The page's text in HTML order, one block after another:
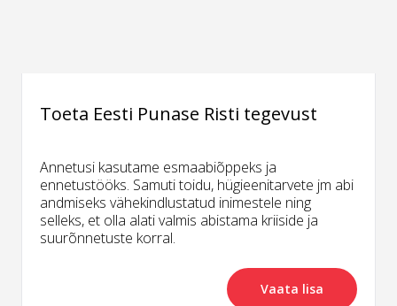
Toeta Eesti Punase Risti tegevust
Annetusi kasutame esmaabiõppeks ja
ennetustööks. Samuti toidu, hügieenitarvete jm abi
andmiseks vähekindlustatud inimestele ning
selleks, et olla alati valmis abistama kriiside ja
suurõnnetuste korral.
Vaata lisa